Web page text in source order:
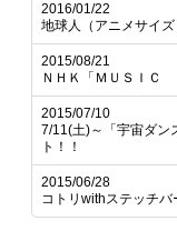
2016/01/22
地球人（アニメサイズ
2015/08/21
ＮＨＫ「ＭＵＳＩＣ
2015/07/10
7/11(土)～「宇宙ダン
ト！！
2015/06/28
コトリwithステッチ